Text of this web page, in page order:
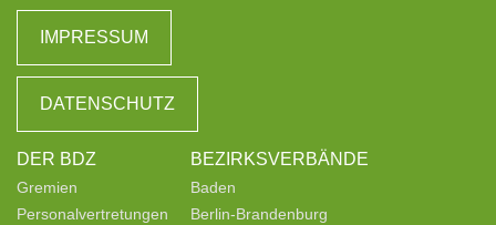
IMPRESSUM
DATENSCHUTZ
DER BDZ
Gremien
Personalvertretungen
BEZIRKSVERBÄNDE
Baden
Berlin-Brandenburg